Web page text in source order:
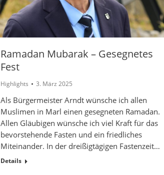
Ramadan Mubarak – Gesegnetes
Fest
Highlights 3. März 2025
Als Bürgermeister Arndt wünsche ich allen
Muslimen in Marl einen gesegneten Ramadan.
Allen Gläubigen wünsche ich viel Kraft für das
bevorstehende Fasten und ein friedliches
Miteinander. In der dreißigtägigen Fastenzeit…
Details